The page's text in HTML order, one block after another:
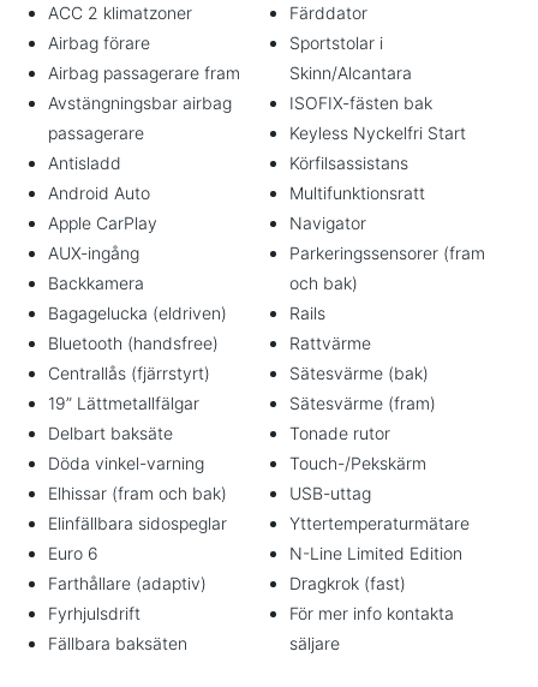
ACC 2 klimatzoner
Airbag förare
Airbag passagerare fram
Avstängningsbar airbag
passagerare
Antisladd
Android Auto
Apple CarPlay
AUX-ingång
Backkamera
Bagagelucka (eldriven)
Bluetooth (handsfree)
Centrallås (fjärrstyrt)
19” Lättmetallfälgar
Delbart baksäte
Döda vinkel-varning
Elhissar (fram och bak)
Elinfällbara sidospeglar
Euro 6
Farthållare (adaptiv)
Fyrhjulsdrift
Fällbara baksäten
Färddator
Sportstolar i
Skinn/Alcantara
ISOFIX-fästen bak
Keyless Nyckelfri Start
Körfilsassistans
Multifunktionsratt
Navigator
Parkeringssensorer (fram
och bak)
Rails
Rattvärme
Sätesvärme (bak)
Sätesvärme (fram)
Tonade rutor
Touch-/Pekskärm
USB-uttag
Yttertemperaturmätare
N-Line Limited Edition
Dragkrok (fast)
För mer info kontakta
säljare